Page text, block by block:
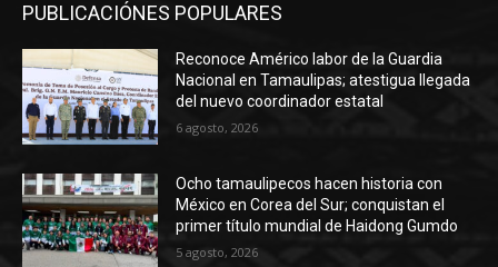
PUBLICACIÓNES POPULARES
Reconoce Américo labor de la Guardia
Nacional en Tamaulipas; atestigua llegada
del nuevo coordinador estatal
6 agosto, 2026
Ocho tamaulipecos hacen historia con
México en Corea del Sur; conquistan el
primer título mundial de Haidong Gumdo
5 agosto, 2026